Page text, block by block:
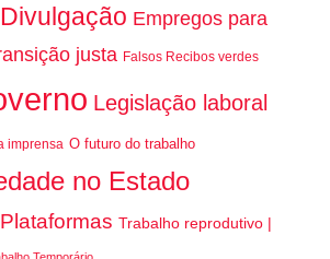
Divulgação Empregos para
justa Falsos Recibos verdes
Legislação laboral
imprensa O futuro do trabalho
no Estado
Trabalho reprodutivo |
Temporário